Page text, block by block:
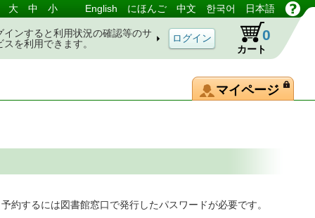
大 中 小 English にほんご 中文 한국어 日本語
インすると利用状況の確認等のサ
スを利用できます。
カート
0
マイページ
約するには図書館窓口で発行したパスワードが必要です。